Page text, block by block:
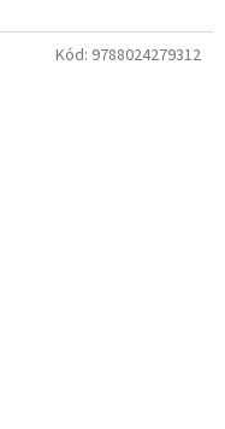
Kód: 9788024279312